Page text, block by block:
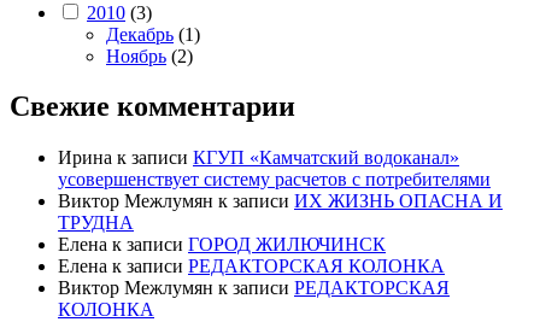
2010 (3)
Декабрь (1)
Ноябрь (2)
Свежие комментарии
Ирина к записи КГУП «Камчатский водоканал»
усовершенствует систему расчетов с потребителями
Виктор Межлумян к записи ИХ ЖИЗНЬ ОПАСНА И
ТРУДНА
Елена к записи ГОРОД ЖИЛЮЧИНСК
Елена к записи РЕДАКТОРСКАЯ КОЛОНКА
Виктор Межлумян к записи РЕДАКТОРСКАЯ
КОЛОНКА